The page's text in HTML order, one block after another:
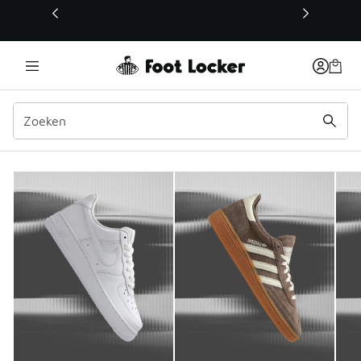
Deze link wordt geopend in een nieuw venster